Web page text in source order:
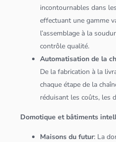
incontournables dans
effectuant une gamme
l’assemblage à la
contrôle qualité.
Automatisation de la
De la fabrication à la
chaque étape de la
réduisant les coûts, les
Domotique et bâtiments
Maisons du futur: La